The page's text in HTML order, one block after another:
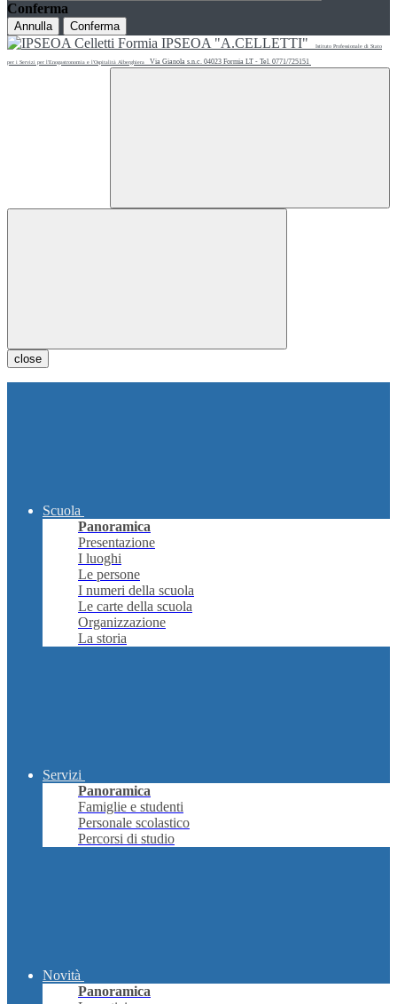
Conferma
Annulla Conferma
IPSEOA "A.CELLETTI" Istituto Professionale di Stato
per i Servizi per l'Enogastronomia e l'Ospitalità Alberghiera Via Gianola s.n.c. 04023 Formia LT - Tel. 0771/725151
close
Scuola
Panoramica
Presentazione
I luoghi
Le persone
I numeri della scuola
Le carte della scuola
Organizzazione
La storia
Servizi
Panoramica
Famiglie e studenti
Personale scolastico
Percorsi di studio
Novità
Panoramica